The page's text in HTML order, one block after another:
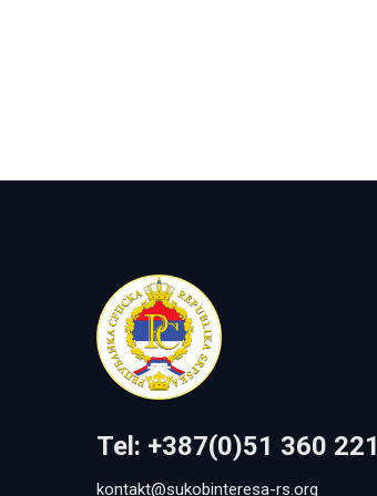
Tel: +387(0)51 360 221
kontakt@sukobinteresa-rs.org